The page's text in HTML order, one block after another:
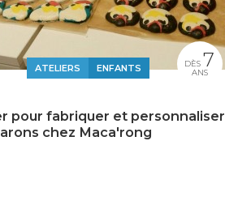
ATELIERS ENFANTS
pour fabriquer et personnaliser
chez Maca'rong
DÈS 7
ANS